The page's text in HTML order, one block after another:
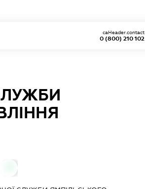
0 (800) 210 102
caHeader.contact